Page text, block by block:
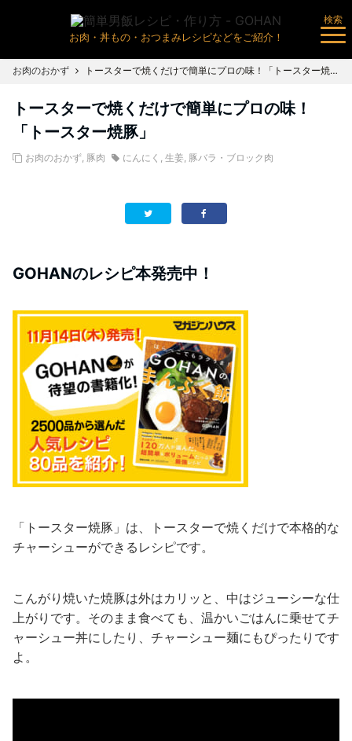
お肉・丼もの・おつまみレシピなどをご紹介！
検索
お肉のおかず トースターで焼くだけで簡単にプロの味！「トースター焼豚」
トースターで焼くだけで簡単にプロの味！
「トースター焼豚」
お肉のおかず, 豚肉 にんにく , 生姜, 豚バラ・ブロック肉
GOHANのレシピ本発売中！
「トースター焼豚」は、トースターで焼くだけで本格的な
チャーシューができるレシピです。
こんがり焼いた焼豚は外はカリッと、中はジューシーな仕
上がりです。そのまま食べても、温かいごはんに乗せてチ
ャーシュー丼にしたり、チャーシュー麺にもぴったりです
よ。